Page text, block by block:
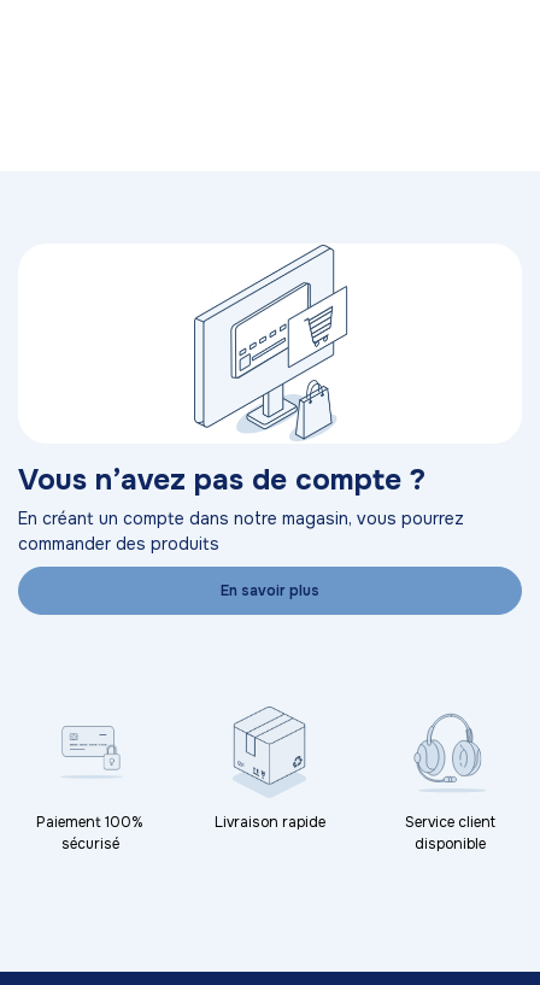
Vous n’avez pas de compte ?
En créant un compte dans notre magasin, vous pourrez
commander des produits
En savoir plus
Paiement 100%
sécurisé
Livraison rapide
Service client
disponible